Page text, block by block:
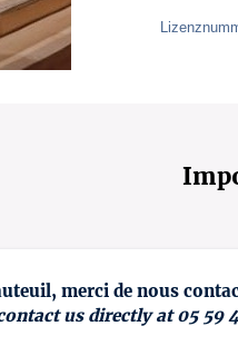
merci de nous
us directly at 05 59